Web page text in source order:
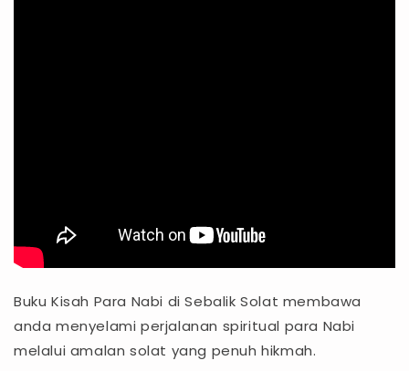
Buku Kisah Para Nabi di Sebalik Solat membawa
anda menyelami perjalanan spiritual para Nabi
melalui amalan solat yang penuh hikmah.